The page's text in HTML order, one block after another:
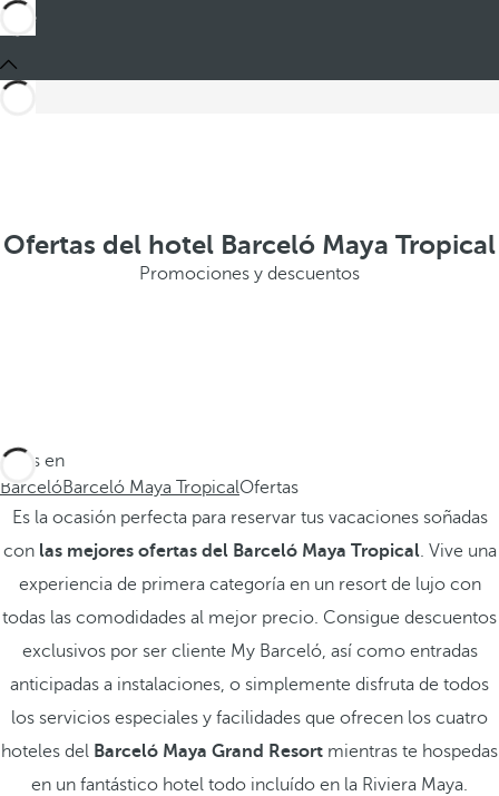
Ofertas del hotel Barceló Maya Tropical
Promociones y descuentos
Estás en
BarcelóBarceló Maya TropicalOfertas
Es la ocasión perfecta para reservar tus vacaciones soñadas
con las mejores ofertas del Barceló Maya Tropical. Vive una
experiencia de primera categoría en un resort de lujo con
todas las comodidades al mejor precio. Consigue descuentos
exclusivos por ser cliente My Barceló, así como entradas
anticipadas a instalaciones, o simplemente disfruta de todos
los servicios especiales y facilidades que ofrecen los cuatro
hoteles del Barceló Maya Grand Resort mientras te hospedas
en un fantástico hotel todo incluído en la Riviera Maya.